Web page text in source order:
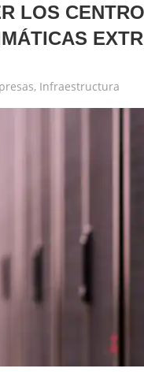
LOS
Herrera
, Infraestructura